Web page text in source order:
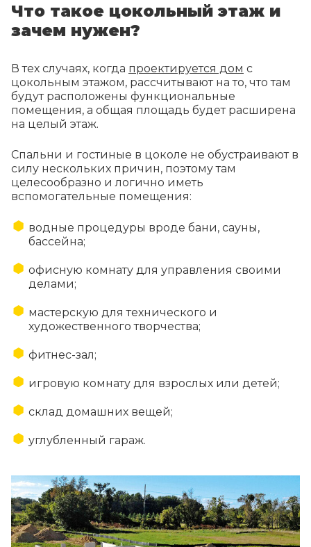
Что такое цокольный этаж и
зачем нужен?
В тех случаях, когда проектируется дом с
цокольным этажом, рассчитывают на то, что там
будут расположены функциональные
помещения, а общая площадь будет расширена
на целый этаж.
Спальни и гостиные в цоколе не обустраивают в
силу нескольких причин, поэтому там
целесообразно и логично иметь
вспомогательные помещения:
водные процедуры вроде бани, сауны,
бассейна;
офисную комнату для управления своими
делами;
мастерскую для технического и
художественного творчества;
фитнес-зал;
игровую комнату для взрослых или детей;
склад домашних вещей;
углубленный гараж.